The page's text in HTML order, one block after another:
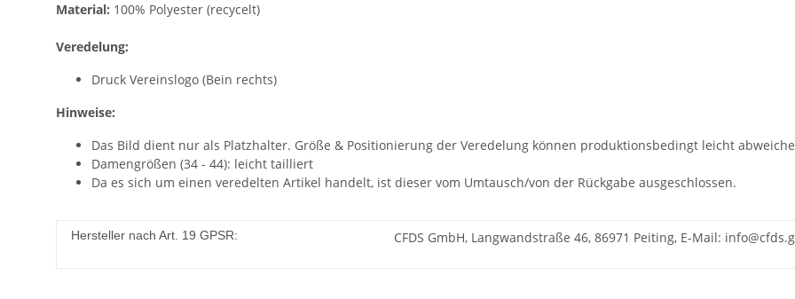
Material: 100% Polyester (recycelt)
Veredelung:
Druck Vereinslogo (Bein rechts)
Hinweise:
Das Bild dient nur als Platzhalter. Größe & Positionierung der Veredelung können produktionsbedingt leicht
Damengrößen (34 - 44): leicht tailliert
Da es sich um einen veredelten Artikel handelt, ist dieser vom Umtausch/von der Rückgabe ausgeschlossen.
Hersteller nach Art. 19 GPSR: CFDS GmbH, Langwandstraße 46, 86971 Peiting, E-Mail: